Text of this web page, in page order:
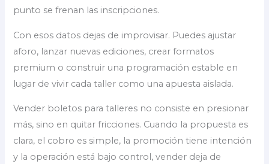
punto se frenan las inscripciones.
Con esos datos dejas de improvisar. Puedes ajustar
aforo, lanzar nuevas ediciones, crear formatos
premium o construir una programación estable en
lugar de vivir cada taller como una apuesta aislada.
Vender boletos para talleres no consiste en presionar
más, sino en quitar fricciones. Cuando la propuesta es
clara, el cobro es simple, la promoción tiene intención
y la operación está bajo control, vender deja de